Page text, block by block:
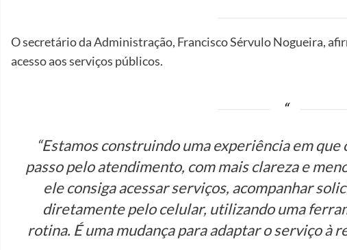
O secretário da Administração, Francisco Sérvulo Nogueira,
acesso aos serviços públicos.
“Estamos construindo uma experiência em que
passo pelo atendimento, com mais clareza e
ele consiga acessar serviços, acompanhar
diretamente pelo celular, utilizando uma
rotina. É uma mudança para adaptar o serviço à